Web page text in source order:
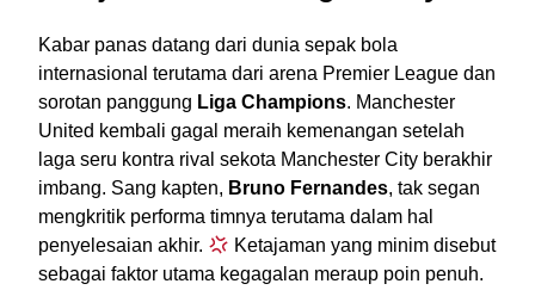
Kabar panas datang dari dunia sepak bola
internasional terutama dari arena Premier League dan
sorotan panggung Liga Champions. Manchester
United kembali gagal meraih kemenangan setelah
laga seru kontra rival sekota Manchester City berakhir
imbang. Sang kapten, Bruno Fernandes, tak segan
mengkritik performa timnya terutama dalam hal
penyelesaian akhir.
Ketajaman yang minim disebut
sebagai faktor utama kegagalan meraup poin penuh.